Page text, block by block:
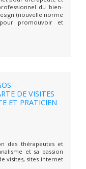
du bien-
(nouvelle norme
promouvoir et
–
DE VISITES
ET PRATICIEN
des thérapeutes et
et sa passion
visites, sites internet